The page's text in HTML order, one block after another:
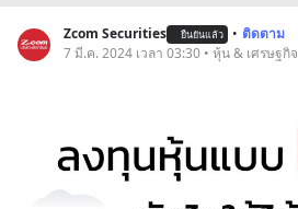
Zcom Securities ยืนยันแล้ว • ติดตาม
7 มี.ค. 2024 เวลา 03:30 • หุ้น & เศรษฐกิจ